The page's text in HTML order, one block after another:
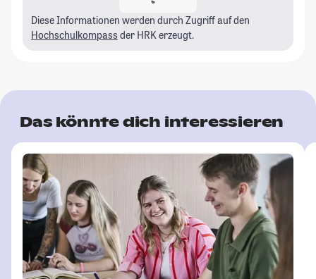
Diese Informationen werden durch Zugriff auf den
Hochschulkompass der HRK erzeugt.
Das könnte dich interessieren